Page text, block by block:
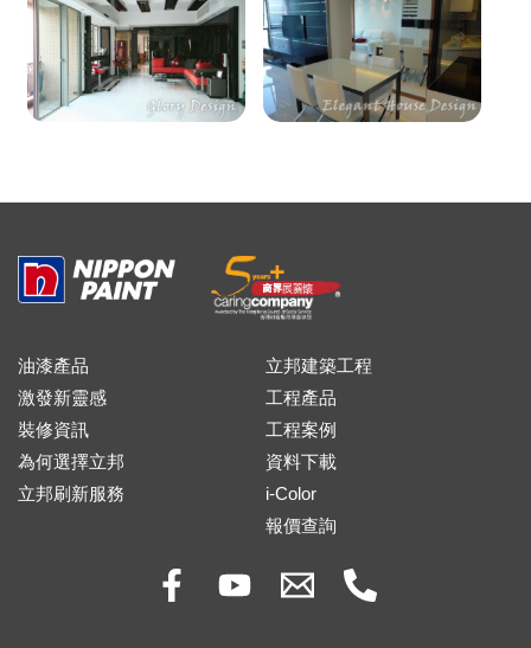
油漆產品
激發新靈感
裝修資訊
為何選擇立邦
立邦刷新服務
立邦建築工程
工程產品
工程案例
資料下載
i-Color
報價查詢